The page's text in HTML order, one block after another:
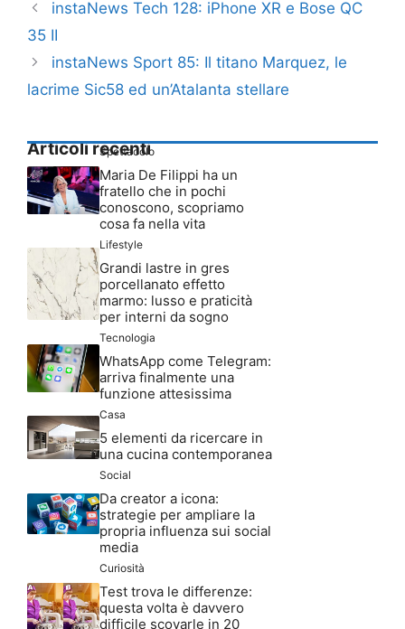
instaNews Tech 128: iPhone XR e Bose QC
35 II
instaNews Sport 85: Il titano Marquez, le
lacrime Sic58 ed un’Atalanta stellare
Articoli recenti
Spettacolo
Maria De Filippi ha un
fratello che in pochi
conoscono, scopriamo
cosa fa nella vita
Lifestyle
Grandi lastre in gres
porcellanato effetto
marmo: lusso e praticità
per interni da sogno
Tecnologia
WhatsApp come Telegram:
arriva finalmente una
funzione attesissima
Casa
5 elementi da ricercare in
una cucina contemporanea
Social
Da creator a icona:
strategie per ampliare la
propria influenza sui social
media
Curiosità
Test trova le differenze:
questa volta è davvero
difficile scovarle in 20